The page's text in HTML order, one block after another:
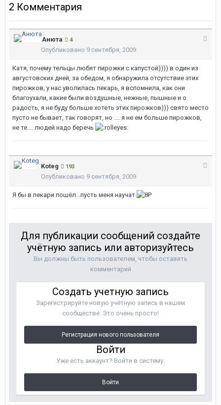
2 Комментария
Анюта 4
Опубликовано 9 сентября, 2009
Катя, почему тельцы любят пирожки с капустой)))) в один из
августовских дней, за обедом, я обнаружила отсутствие этих
пирожков, у нас уволилась пекарь, я вспомнила, как они
благоухали, какие были воздушные, нежные, пышные и о
радость, я не буду больше хотеть этих пирожков))) свято место
пусто не бывает, так говорят, но .... я не ем больше пирожков,
не те.... людей надо беречь
Koteg 193
Опубликовано 9 сентября, 2009
Я бы в пекари пошёл...пусть меня научат
Для публикации сообщений создайте
учётную запись или авторизуйтесь
Вы должны быть пользователем, чтобы оставить
комментарий
Создать учетную запись
Зарегистрируйте новую учётную запись в нашем
сообществе. Это очень просто!
Регистрация нового пользователя
Войти
Уже есть аккаунт? Войти в систему.
Войти